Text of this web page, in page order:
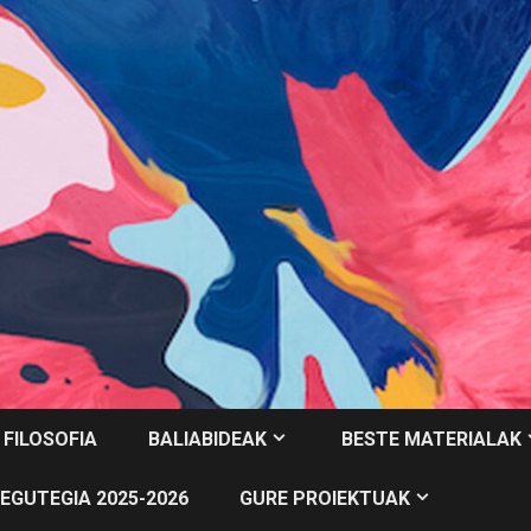
FILOSOFIA BALIABIDEAK BESTE MATERIALAK
EGUTEGIA 2025-2026 GURE PROIEKTUAK